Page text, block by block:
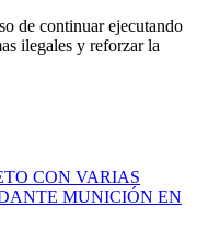
de continuar ejecutando
ilegales y reforzar la